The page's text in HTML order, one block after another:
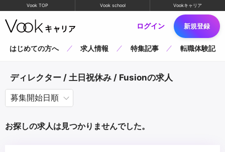
Vook TOP Vook school Vookキャリア
ログイン 新規登録
はじめての方へ 求人情報 特集記事 転職体験記
ディレクター / 土日祝休み / Fusionの求人
お探しの求人は見つかりませんでした。